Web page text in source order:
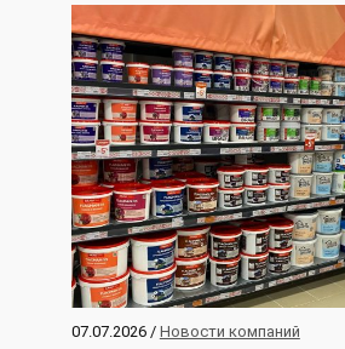
07.07.2026 / Новости компаний